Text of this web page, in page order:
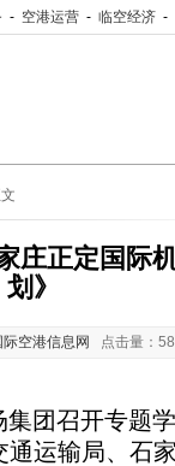
- 空港运营 - 临空经济 -
庄正定国际
划》
际空港信息网 点击量：
召开专题学
运输局、石